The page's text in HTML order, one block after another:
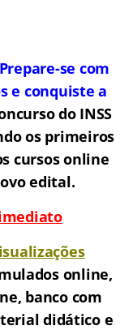
se com
e conquiste a
do INSS
os primeiros
cursos online
edital.
online,
banco com
didático e